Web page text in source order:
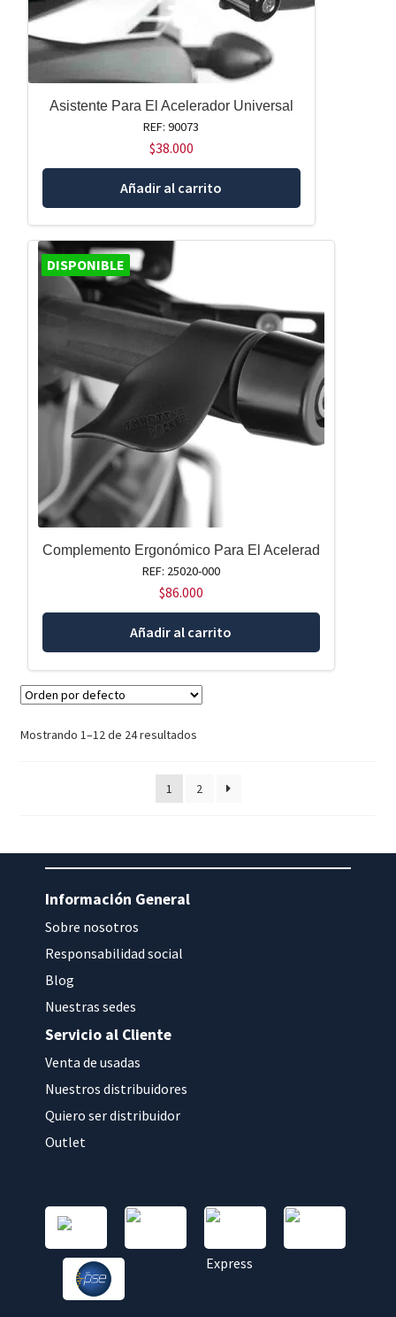
Asistente Para El Acelerador Universal
REF: 90073
$38.000
Añadir al carrito
DISPONIBLE
Complemento Ergonómico Para El Acelerad
REF: 25020-000
$86.000
Añadir al carrito
Mostrando 1–12 de 24 resultados
1 2
Información General
Sobre nosotros
Responsabilidad social
Blog
Nuestras sedes
Servicio al Cliente
Venta de usadas
Nuestros distribuidores
Quiero ser distribuidor
Outlet